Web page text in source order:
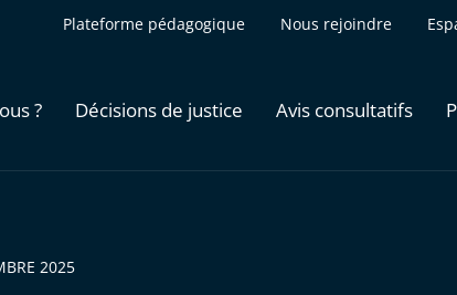
Plateforme pédagogique Nous rejoindre
? Décisions de justice Avis consultatifs
2025